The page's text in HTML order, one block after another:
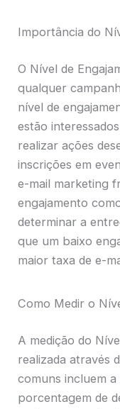
Importância do
O Nível de
qualquer
nível de
estão
realizar ações
inscrições em
e-mail marketing
engajamento
determinar a
que um baixo
maior taxa de e-
Como Medir o
A medição do
realizada através
comuns incluem
porcentagem de